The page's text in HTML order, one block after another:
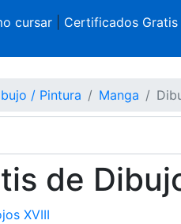
cursar| Certificados Gratis|
/ Pintura Manga
de
XVIII